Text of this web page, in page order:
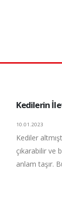
Kedilerin
10.01.2023
Kediler
çıkarabilir ve
anlam taşır.